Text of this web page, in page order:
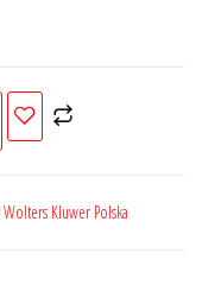
Wolters Kluwer Polska